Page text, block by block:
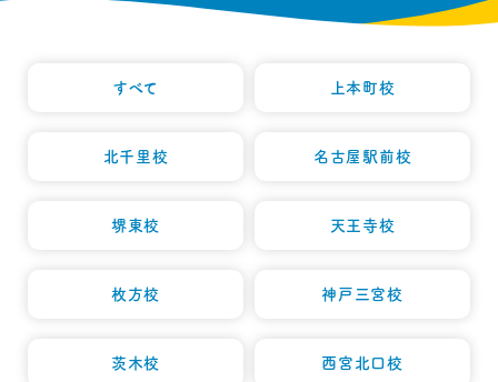
すべて 上本町校
北千里校 名古屋駅前校
堺東校 天王寺校
枚方校 神戸三宮校
茨木校 西宮北口校